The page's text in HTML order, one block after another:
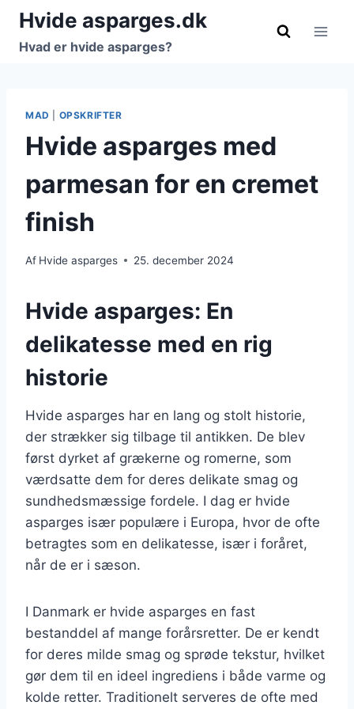
Fortsæt
indhold
Hvide asparges.dk
Hvad er hvide asparges?
MAD OPSKRIFTER
Hvide asparges med
parmesan for en cremet
finish
Af Hvide asparges 25. december 2024
Hvide asparges: En
delikatesse med en rig
historie
Hvide asparges har en lang og stolt historie,
der strækker sig tilbage til antikken. De blev
først dyrket af grækerne og romerne, som
værdsatte dem for deres delikate smag og
sundhedsmæssige fordele. I dag er hvide
asparges især populære i Europa, hvor de ofte
betragtes som en delikatesse, især i foråret,
når de er i sæson.
I Danmark er hvide asparges en fast
bestanddel af mange forårsretter. De er kendt
for deres milde smag og sprøde tekstur, hvilket
gør dem til en ideel ingrediens i både varme og
kolde retter. Traditionelt serveres de ofte med